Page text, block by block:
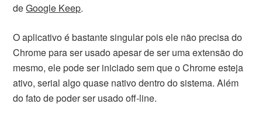
deGoogle Keep.
O aplicativo é bastante singular pois ele não precisa do
Chrome para ser usado apesar de ser uma extensão do
mesmo, ele pode ser iniciado sem que o Chrome esteja
ativo, serial algo quase nativo dentro do sistema. Além
do fato de poder ser usado off-line.